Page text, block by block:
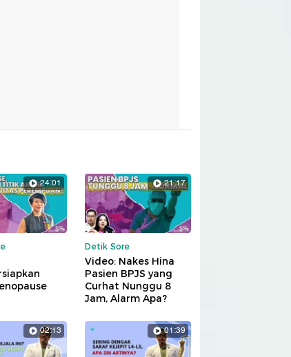
24:01 21:17
Detik Sore
Video: Nakes Hina
Pasien BPJS yang
Curhat Nunggu 8
Jam, Alarm Apa?
02:13 01:39